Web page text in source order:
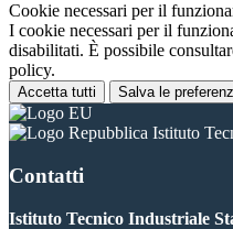
Cookie necessari per il
I cookie necessari per il
disabilitati. È possibile
policy.
Accetta tutti Salva le
Istituto
Contatti
Istituto Tecnico Industriale